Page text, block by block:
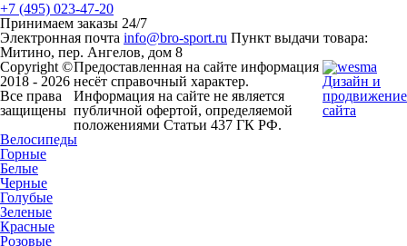
+7 (495) 023-47-20
Принимаем заказы 24/7
Электронная почта info@bro-sport.ru Пункт выдачи товара:
Митино, пер. Ангелов, дом 8
Copyright ©
2018 - 2026
Все права
защищены
Предоставленная на сайте информация
несёт справочный характер.
Информация на сайте не является
публичной офертой, определяемой
положениями Статьи 437 ГК РФ.
Дизайн и
продвижение
сайта
Велосипеды
Горные
Белые
Черные
Голубые
Зеленые
Красные
Розовые